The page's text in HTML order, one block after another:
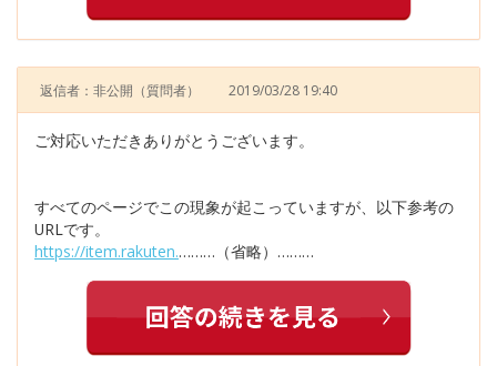
返信者：非公開 （質問者） 2019/03/28 19:40
ご対応いただきありがとうございます。
すべてのページでこの現象が起こっていますが、以下参考の
URLです。
https://item.rakuten.………（省略）………